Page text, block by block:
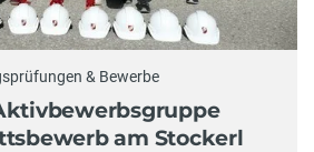
& Bewerbe
am Stockerl